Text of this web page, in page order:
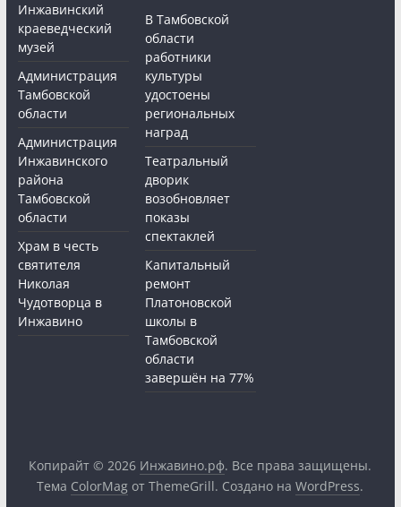
Инжавинский
краеведческий
музей
Администрация
Тамбовской
области
Администрация
Инжавинского
района
Тамбовской
области
Храм в честь
святителя
Николая
Чудотворца в
Инжавино
В Тамбовской
области
работники
культуры
удостоены
региональных
наград
Театральный
дворик
возобновляет
показы
спектаклей
Капитальный
ремонт
Платоновской
школы в
Тамбовской
области
завершён на 77%
Копирайт © 2026 Инжавино.рф. Все права защищены.
Тема ColorMag от ThemeGrill. Создано наWordPress.